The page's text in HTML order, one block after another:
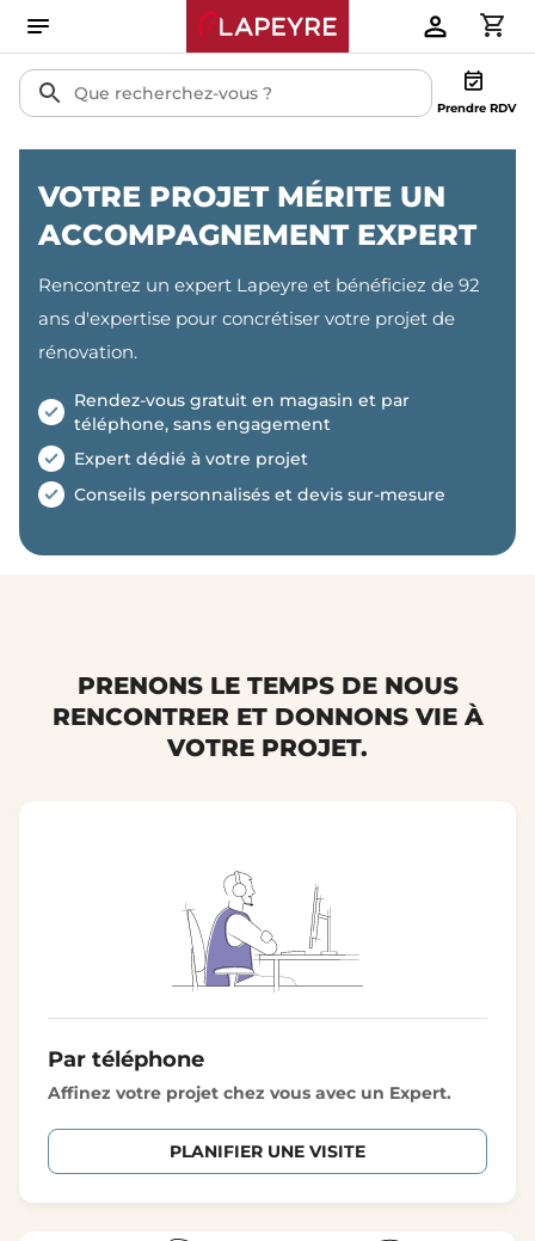
Prendre RDV
VOTRE PROJET MÉRITE UN
ACCOMPAGNEMENT EXPERT
Rencontrez un expert Lapeyre et bénéficiez de 92
ans d'expertise pour concrétiser votre projet de
rénovation.
Rendez-vous gratuit en magasin et par
téléphone, sans engagement
Expert dédié à votre projet
Conseils personnalisés et devis sur-mesure
PRENONS LE TEMPS DE NOUS
RENCONTRER ET DONNONS VIE À
VOTRE PROJET.
Par téléphone
Affinez votre projet chez vous avec un Expert.
PLANIFIER UNE VISITE